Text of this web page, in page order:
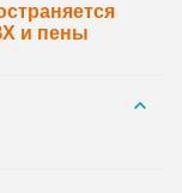
и пены